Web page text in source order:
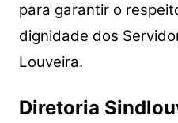
para garantir o
dignidade dos
Louveira.
Diretoria